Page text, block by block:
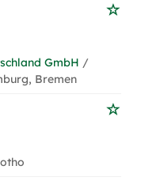
GmbH /
Bremen